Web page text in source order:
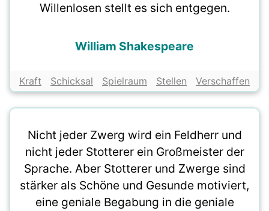
Willenlosen stellt es sich entgegen.
William Shakespeare
Kraft Schicksal Spielraum Stellen Verschaffen
Nicht jeder Zwerg wird ein Feldherr und
nicht jeder Stotterer ein Großmeister der
Sprache. Aber Stotterer und Zwerge sind
stärker als Schöne und Gesunde motiviert,
eine geniale Begabung in die geniale